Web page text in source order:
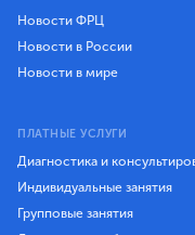
Новости ФРЦ
Новости в России
Новости в мире
ПЛАТНЫЕ УСЛУГИ
Диагностика и
Индивидуальные занятия
Групповые занятия